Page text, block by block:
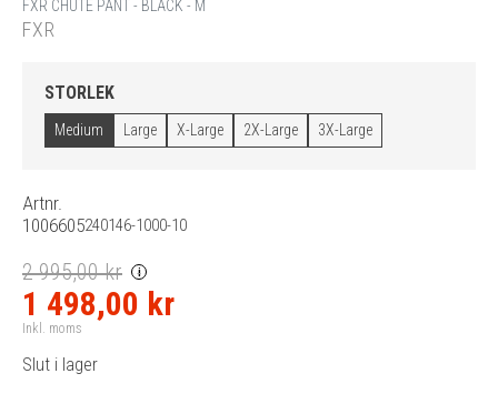
FXR CHUTE PANT - BLACK - M
FXR
STORLEK
Medium Large X-Large 2X-Large 3X-Large
Artnr.
1006605240146-1000-10
2 995,00 kr i
1 498,00 kr
Inkl. moms
Slut i lager